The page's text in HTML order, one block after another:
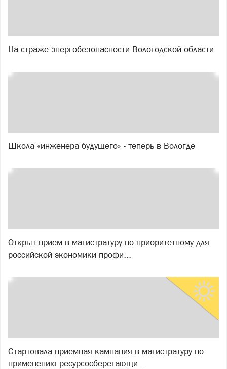
На страже энергобезопасности Вологодской области
Школа «инженера будущего» - теперь в Вологде
Открыт прием в магистратуру по приоритетному для
российской экономики профи...
Стартовала приемная кампания в магистратуру по
применению ресурсосберегающи...